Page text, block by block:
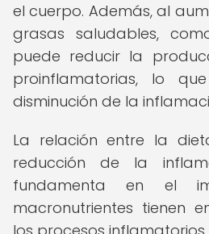
el cuerpo. Además, al
grasas saludables,
puede reducir la
proinflamatorias, lo
disminución de la
La relación entre la
reducción de la
fundamenta en el
macronutrientes tienen